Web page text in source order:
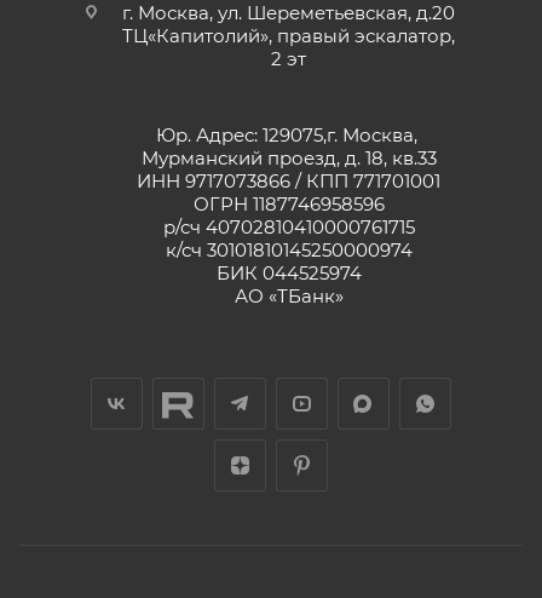
г. Москва, ул. Шереметьевская, д.20
ТЦ«Капитолий», правый эскалатор,
2 эт
Юр. Адрес: 129075,г. Москва,
Мурманский проезд, д. 18, кв.33
ИНН 9717073866 / КПП 771701001
ОГРН 1187746958596
р/сч 40702810410000761715
к/сч 30101810145250000974
БИК 044525974
АО «ТБанк»